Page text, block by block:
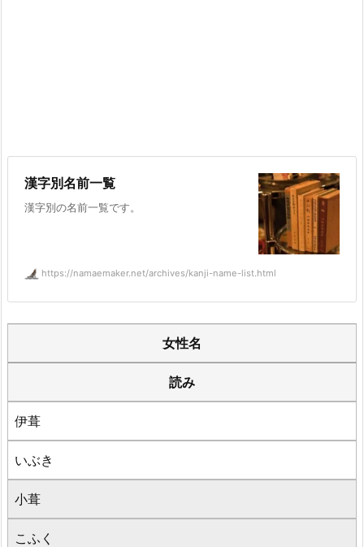
漢字別名前一覧
漢字別の名前一覧です。
https://namaemaker.net/archives/kanji-name-list.html
女性名
読み
伊葺
いぶき
小葺
こふく